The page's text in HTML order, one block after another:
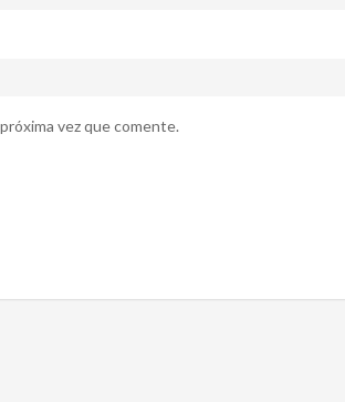
vez que comente.